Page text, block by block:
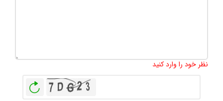
نظر خود را وارد کنید